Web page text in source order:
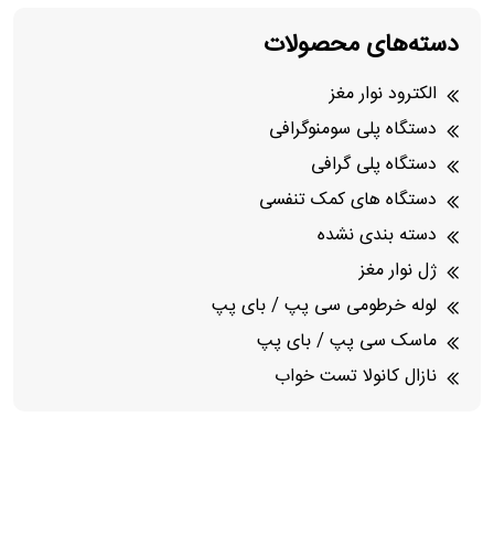
دسته‌های محصولات
الکترود نوار مغز
دستگاه پلی سومنوگرافی
دستگاه پلی گرافی
دستگاه های کمک تنفسی
دسته بندی نشده
ژل نوار مغز
لوله خرطومی سی پپ / بای پپ
ماسک سی پپ / بای پپ
نازال کانولا تست خواب